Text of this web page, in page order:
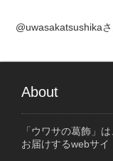
@uwasakatsushika
About
「ウワサの葛飾」
お届けするwebサイ